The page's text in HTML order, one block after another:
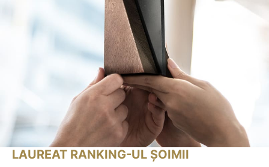
LAUREAT RANKING-UL ȘOIMII